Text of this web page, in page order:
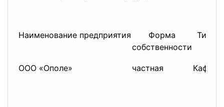
Наименование предприятия
Форма
собственности
Тип
ООО «Ополе» частная Кафе